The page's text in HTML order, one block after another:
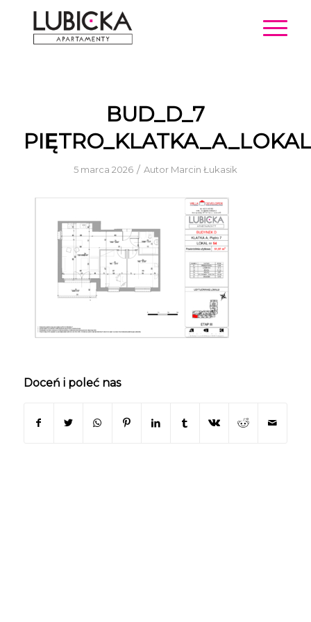
BUD_D_7
5 marca 2026 / Autor Marcin Łukasik
Doceń i poleć nas